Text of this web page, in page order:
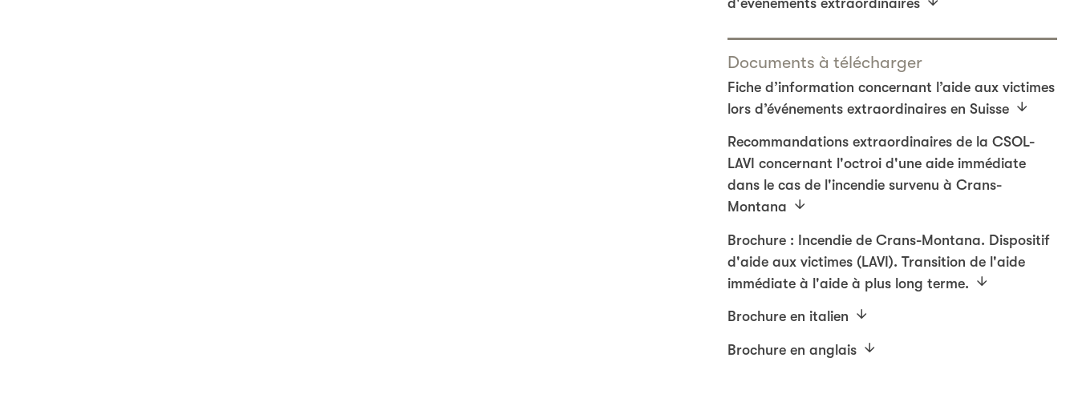
d'événements extraordinaires
Documents à télécharger
Fiche d’information concernant l’aide aux victimes
lors d’événements extraordinaires en Suisse
Recommandations extraordinaires de la CSOL-
LAVI concernant l'octroi d'une aide immédiate
dans le cas de l'incendie survenu à Crans-
Montana
Brochure : Incendie de Crans-Montana. Dispositif
d'aide aux victimes (LAVI). Transition de l'aide
immédiate à l'aide à plus long terme.
Brochure en italien
Brochure en anglais